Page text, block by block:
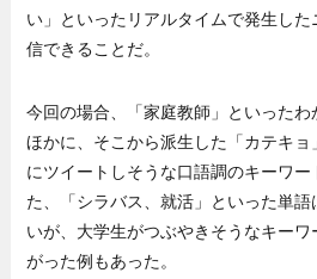
い」といったリアルタイムで発生し
信できることだ。
今回の場合、「家庭教師」といった
ほかに、そこから派生した「カテキ
にツイートしそうな口語調のキーワー
た、「シラバス、就活」といった単
いが、大学生がつぶやきそうなキー
がった例もあった。